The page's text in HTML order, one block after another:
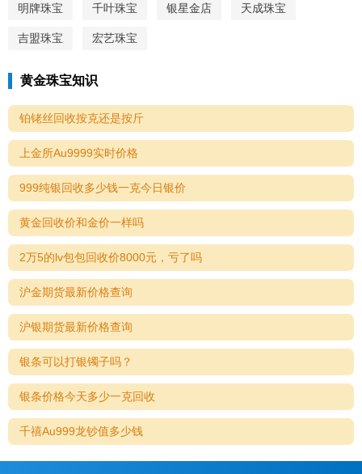
明牌珠宝 千叶珠宝 银星金店 天成珠宝
吉盟珠宝 宏艺珠宝
黄金珠宝知识
铂铑丝回收按克还是按斤
上金所Au9999实时价格
999纯银回收多少钱一克今日银价
黄金回收价和金价一样吗
2万5的lv包包回收价8000元，亏了吗
沪金期货最新价格查询
沪银期货最新价格查询
银条可以打银镯子吗？
银条价格今天多少一克回收
千禧Au999龙钞值多少钱